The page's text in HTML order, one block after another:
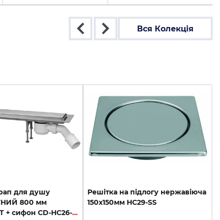
Вся Колекція
для душу
800 мм
CD800-B-NT + сифон CD-HC26-65
Решітка на підлогу нержавіюча
150х150мм HC29-SS